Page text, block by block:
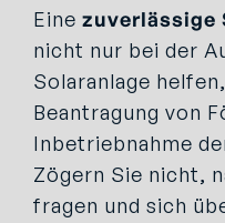
Eine zuverlässige
nicht nur bei der
Solaranlage
Beantragung von
Inbetriebnahme
Zögern Sie nicht,
fragen und sich